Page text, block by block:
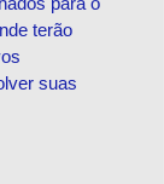
terão
suas